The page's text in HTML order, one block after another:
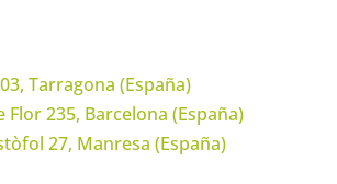
Tarragona (España)
Flor 235, Barcelona (España)
27, Manresa (España)